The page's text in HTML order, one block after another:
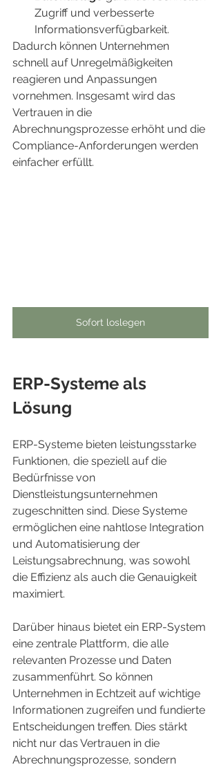
Zugriff und verbesserte
Informationsverfügbarkeit.
Dadurch können Unternehmen
schnell auf Unregelmäßigkeiten
reagieren und Anpassungen
vornehmen. Insgesamt wird das
Vertrauen in die
Abrechnungsprozesse erhöht und die
Compliance-Anforderungen werden
einfacher erfüllt.
Sofort loslegen
ERP-Systeme als
Lösung
ERP-Systeme bieten leistungsstarke
Funktionen, die speziell auf die
Bedürfnisse von
Dienstleistungsunternehmen
zugeschnitten sind. Diese Systeme
ermöglichen eine nahtlose Integration
und Automatisierung der
Leistungsabrechnung, was sowohl
die Effizienz als auch die Genauigkeit
maximiert.
Darüber hinaus bietet ein ERP-System
eine zentrale Plattform, die alle
relevanten Prozesse und Daten
zusammenführt. So können
Unternehmen in Echtzeit auf wichtige
Informationen zugreifen und fundierte
Entscheidungen treffen. Dies stärkt
nicht nur das Vertrauen in die
Abrechnungsprozesse, sondern